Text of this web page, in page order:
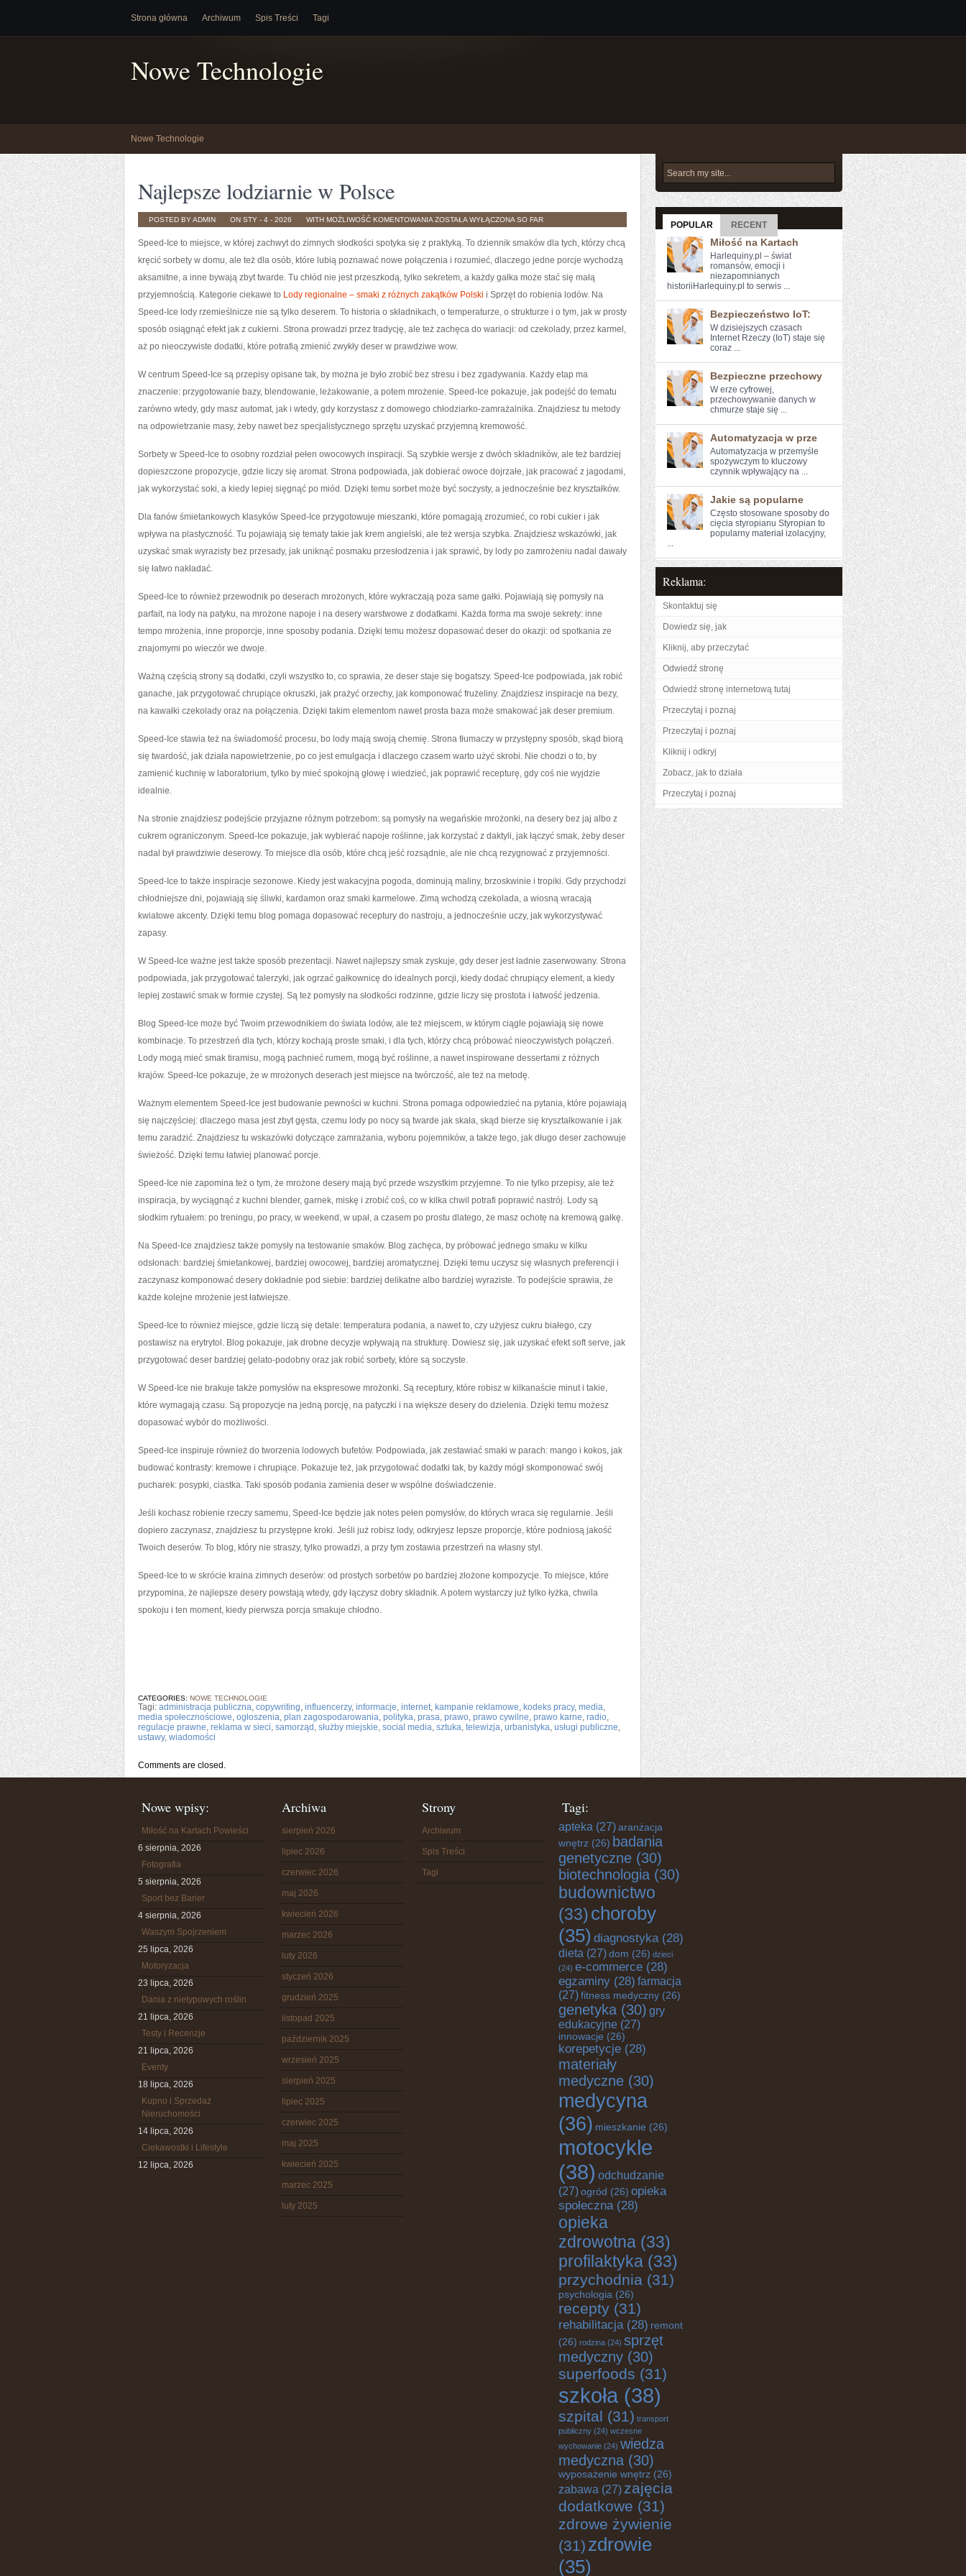
Strona główna Archiwum Spis Treści Tagi
Nowe Technologie
Nowe Technologie
Najlepsze lodziarnie w Polsce
POSTED BY ADMIN ON STY - 4 - 2026 WITH MOŻLIWOŚĆ KOMENTOWANIA NAJLEPSZE
LODZIARNIE
POLSCE
ZOSTAŁA WYŁĄCZONA SO FAR
Speed-Ice to miejsce, w której zachwyt do zimnych słodkości spotyka się z praktyką. To dziennik smaków dla tych, którzy chcą
kręcić sorbety w domu, ale też dla osób, które lubią poznawać nowe połączenia i rozumieć, dlaczego jedne porcje wychodzą
aksamitne, a inne bywają zbyt twarde. Tu chłód nie jest przeszkodą, tylko sekretem, a każdy gałka może stać się małą
przyjemnością. Kategorie ciekawe to Lody regionalne – smaki z różnych zakątków Polski i Sprzęt do robienia lodów. Na
Speed-Ice lody rzemieślnicze nie są tylko deserem. To historia o składnikach, o temperaturze, o strukturze i o tym, jak w prosty
sposób osiągnąć efekt jak z cukierni. Strona prowadzi przez tradycję, ale też zachęca do wariacji: od czekolady, przez karmel,
aż po nieoczywiste dodatki, które potrafią zmienić zwykły deser w prawdziwe wow.
W centrum Speed-Ice są przepisy opisane tak, by można je było zrobić bez stresu i bez zgadywania. Każdy etap ma
znaczenie: przygotowanie bazy, blendowanie, leżakowanie, a potem mrożenie. Speed-Ice pokazuje, jak podejść do tematu
zarówno wtedy, gdy masz automat, jak i wtedy, gdy korzystasz z domowego chłodziarko-zamrażalnika. Znajdziesz tu metody
na odpowietrzanie masy, żeby nawet bez specjalistycznego sprzętu uzyskać przyjemną kremowość.
Sorbety w Speed-Ice to osobny rozdział pełen owocowych inspiracji. Są szybkie wersje z dwóch składników, ale też bardziej
dopieszczone propozycje, gdzie liczy się aromat. Strona podpowiada, jak dobierać owoce dojrzałe, jak pracować z jagodami,
jak wykorzystać soki, a kiedy lepiej sięgnąć po miód. Dzięki temu sorbet może być soczysty, a jednocześnie bez kryształków.
Dla fanów śmietankowych klasyków Speed-Ice przygotowuje mieszanki, które pomagają zrozumieć, co robi cukier i jak
wpływa na plastyczność. Tu pojawiają się tematy takie jak krem angielski, ale też wersja szybka. Znajdziesz wskazówki, jak
uzyskać smak wyrazisty bez przesady, jak uniknąć posmaku przesłodzenia i jak sprawić, by lody po zamrożeniu nadal dawały
się łatwo nakładać.
Speed-Ice to również przewodnik po deserach mrożonych, które wykraczają poza same gałki. Pojawiają się pomysły na
parfait, na lody na patyku, na mrożone napoje i na desery warstwowe z dodatkami. Każda forma ma swoje sekrety: inne
tempo mrożenia, inne proporcje, inne sposoby podania. Dzięki temu możesz dopasować deser do okazji: od spotkania ze
znajomymi po wieczór we dwoje.
Ważną częścią strony są dodatki, czyli wszystko to, co sprawia, że deser staje się bogatszy. Speed-Ice podpowiada, jak robić
ganache, jak przygotować chrupiące okruszki, jak prażyć orzechy, jak komponować frużeliny. Znajdziesz inspiracje na bezy,
na kawałki czekolady oraz na połączenia. Dzięki takim elementom nawet prosta baza może smakować jak deser premium.
Speed-Ice stawia też na świadomość procesu, bo lody mają swoją chemię. Strona tłumaczy w przystępny sposób, skąd biorą
się twardość, jak działa napowietrzenie, po co jest emulgacja i dlaczego czasem warto użyć skrobi. Nie chodzi o to, by
zamienić kuchnię w laboratorium, tylko by mieć spokojną głowę i wiedzieć, jak poprawić recepturę, gdy coś nie wyjdzie
idealnie.
Na stronie znajdziesz podejście przyjazne różnym potrzebom: są pomysły na wegańskie mrożonki, na desery bez jaj albo z
cukrem ograniczonym. Speed-Ice pokazuje, jak wybierać napoje roślinne, jak korzystać z daktyli, jak łączyć smak, żeby deser
nadal był prawdziwie deserowy. To miejsce dla osób, które chcą jeść rozsądnie, ale nie chcą rezygnować z przyjemności.
Speed-Ice to także inspiracje sezonowe. Kiedy jest wakacyjna pogoda, dominują maliny, brzoskwinie i tropiki. Gdy przychodzi
chłodniejsze dni, pojawiają się śliwki, kardamon oraz smaki karmelowe. Zimą wchodzą czekolada, a wiosną wracają
kwiatowe akcenty. Dzięki temu blog pomaga dopasować receptury do nastroju, a jednocześnie uczy, jak wykorzystywać
zapasy.
W Speed-Ice ważne jest także sposób prezentacji. Nawet najlepszy smak zyskuje, gdy deser jest ładnie zaserwowany. Strona
podpowiada, jak przygotować talerzyki, jak ogrzać gałkownicę do idealnych porcji, kiedy dodać chrupiący element, a kiedy
lepiej zostawić smak w formie czystej. Są też pomysły na słodkości rodzinne, gdzie liczy się prostota i łatwość jedzenia.
Blog Speed-Ice może być Twoim przewodnikiem do świata lodów, ale też miejscem, w którym ciągle pojawiają się nowe
kombinacje. To przestrzeń dla tych, którzy kochają proste smaki, i dla tych, którzy chcą próbować nieoczywistych połączeń.
Lody mogą mieć smak tiramisu, mogą pachnieć rumem, mogą być roślinne, a nawet inspirowane dessertami z różnych
krajów. Speed-Ice pokazuje, że w mrożonych deserach jest miejsce na twórczość, ale też na metodę.
Ważnym elementem Speed-Ice jest budowanie pewności w kuchni. Strona pomaga odpowiedzieć na pytania, które pojawiają
się najczęściej: dlaczego masa jest zbyt gęsta, czemu lody po nocy są twarde jak skała, skąd bierze się kryształkowanie i jak
temu zaradzić. Znajdziesz tu wskazówki dotyczące zamrażania, wyboru pojemników, a także tego, jak długo deser zachowuje
świeżość. Dzięki temu łatwiej planować porcje.
Speed-Ice nie zapomina też o tym, że mrożone desery mają być przede wszystkim przyjemne. To nie tylko przepisy, ale też
inspiracja, by wyciągnąć z kuchni blender, garnek, miskę i zrobić coś, co w kilka chwil potrafi poprawić nastrój. Lody są
słodkim rytuałem: po treningu, po pracy, w weekend, w upał, a czasem po prostu dlatego, że masz ochotę na kremową gałkę.
Na Speed-Ice znajdziesz także pomysły na testowanie smaków. Blog zachęca, by próbować jednego smaku w kilku
odsłonach: bardziej śmietankowej, bardziej owocowej, bardziej aromatycznej. Dzięki temu uczysz się własnych preferencji i
zaczynasz komponować desery dokładnie pod siebie: bardziej delikatne albo bardziej wyraziste. To podejście sprawia, że
każde kolejne mrożenie jest łatwiejsze.
Speed-Ice to również miejsce, gdzie liczą się detale: temperatura podania, a nawet to, czy użyjesz cukru białego, czy
postawisz na erytrytol. Blog pokazuje, jak drobne decyzje wpływają na strukturę. Dowiesz się, jak uzyskać efekt soft serve, jak
przygotować deser bardziej gelato-podobny oraz jak robić sorbety, które są soczyste.
W Speed-Ice nie brakuje także pomysłów na ekspresowe mrożonki. Są receptury, które robisz w kilkanaście minut i takie,
które wymagają czasu. Są propozycje na jedną porcję, na patyczki i na większe desery do dzielenia. Dzięki temu możesz
dopasować wybór do możliwości.
Speed-Ice inspiruje również do tworzenia lodowych bufetów. Podpowiada, jak zestawiać smaki w parach: mango i kokos, jak
budować kontrasty: kremowe i chrupiące. Pokazuje też, jak przygotować dodatki tak, by każdy mógł skomponować swój
pucharek: posypki, ciastka. Taki sposób podania zamienia deser w wspólne doświadczenie.
Jeśli kochasz robienie rzeczy samemu, Speed-Ice będzie jak notes pełen pomysłów, do których wraca się regularnie. Jeśli
dopiero zaczynasz, znajdziesz tu przystępne kroki. Jeśli już robisz lody, odkryjesz lepsze proporcje, które podniosą jakość
Twoich deserów. To blog, który nie straszy, tylko prowadzi, a przy tym zostawia przestrzeń na własny styl.
Speed-Ice to w skrócie kraina zimnych deserów: od prostych sorbetów po bardziej złożone kompozycje. To miejsce, które
przypomina, że najlepsze desery powstają wtedy, gdy łączysz dobry składnik. A potem wystarczy już tylko łyżka, chwila
spokoju i ten moment, kiedy pierwsza porcja smakuje chłodno.
CATEGORIES: NOWE TECHNOLOGIE
Tagi: administracja publiczna, copywriting, influencerzy, informacje, internet, kampanie reklamowe, kodeks pracy, media,
media społecznościowe, ogłoszenia, plan zagospodarowania, polityka, prasa, prawo, prawo cywilne, prawo karne, radio,
regulacje prawne, reklama w sieci, samorząd , służby miejskie, social media, sztuka, telewizja, urbanistyka, usługi publiczne,
ustawy, wiadomości
Comments are closed.
POPULAR RECENT
Miłość na Kartach
Harlequiny.pl – świat
romansów, emocji i
niezapomnianych
historiiHarlequiny.pl to serwis ...
Bezpieczeństwo IoT:
W dzisiejszych ​czasach
Internet Rzeczy (IoT) ⁤staje się
⁤coraz ...
Bezpieczne przechowy
W erze cyfrowej,⁢
przechowywanie‍ danych w
chmurze staje się ...
Automatyzacja w prze
Automatyzacja w przemyśle
spożywczym to kluczowy⁤
czynnik wpływający na ...
Jakie są popularne
Często stosowane sposoby do
cięcia styropianu Styropian to
popularny materiał izolacyjny,
...
Reklama:
Skontaktuj się
Dowiedz się, jak
Kliknij, aby przeczytać
Odwiedź stronę
Odwiedź stronę internetową tutaj
Przeczytaj i poznaj
Przeczytaj i poznaj
Kliknij i odkryj
Zobacz, jak to działa
Przeczytaj i poznaj
Nowe wpisy:
Miłość na Kartach Powieści
6 sierpnia, 2026
Fotografia
5 sierpnia, 2026
Sport bez Barier
4 sierpnia, 2026
Waszym Spojrzeniem
25 lipca, 2026
Motoryzacja
23 lipca, 2026
Dania z nietypowych roślin
21 lipca, 2026
Testy i Recenzje
21 lipca, 2026
Eventy
18 lipca, 2026
Kupno i Sprzedaż
Nieruchomości
14 lipca, 2026
Ciekawostki i Lifestyle
12 lipca, 2026
Archiwa
sierpień 2026
lipiec 2026
czerwiec 2026
maj 2026
kwiecień 2026
marzec 2026
luty 2026
styczeń 2026
grudzień 2025
listopad 2025
październik 2025
wrzesień 2025
sierpień 2025
lipiec 2025
czerwiec 2025
maj 2025
kwiecień 2025
marzec 2025
luty 2025
Strony
Archiwum
Spis Treści
Tagi
Tagi:
apteka (27) aranżacja
wnętrz (26) badania
genetyczne (30)
biotechnologia (30)
budownictwo
(33)choroby
(35) diagnostyka(28)
dieta (27) dom (26) dzieci
(24) e-commerce (28)
egzaminy (28) farmacja
(27) fitness medyczny (26)
genetyka (30) gry
edukacyjne (27)
innowacje (26)
korepetycje (28)
materiały
medyczne (30)
medycyna
(36) mieszkanie (26)
motocykle
(38) odchudzanie
(27) ogród (26) opieka
społeczna(28)
opieka
zdrowotna (33)
profilaktyka (33)
przychodnia (31)
psychologia (26)
recepty (31)
rehabilitacja(28) remont
(26) rodzina (24) sprzęt
medyczny (30)
superfoods (31)
szkoła (38)
szpital (31) transport
publiczny (24) wczesne
wychowanie (24) wiedza
medyczna (30)
wyposażenie wnętrz (26)
zabawa (27)zajęcia
dodatkowe (31)
zdrowe żywienie
(31) zdrowie
(35)